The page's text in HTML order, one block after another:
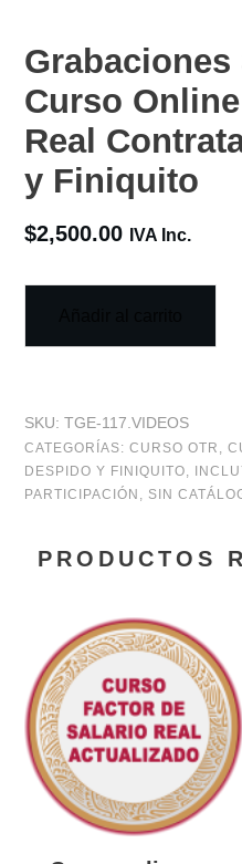
Grabaciones
Curso
Real
y Finiquito
$2,500.00 IVA Inc.
SKU: TGE-117.VIDEOS
CATEGORÍAS: CURSO OTR
DESPIDO Y FINIQUITO
PARTICIPACIÓN
SIN
PRODUCTOS